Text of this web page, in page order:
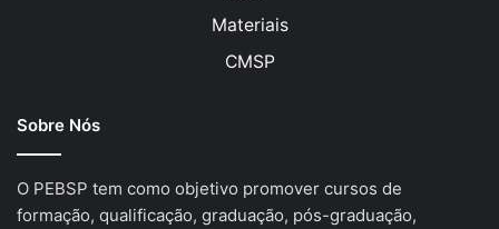
Materiais
CMSP
Sobre Nós
O PEBSP tem como objetivo promover cursos de
formação, qualificação, graduação, pós-graduação,